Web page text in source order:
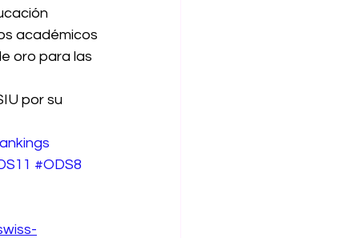
académicos
oro para las
por su
#ODS8